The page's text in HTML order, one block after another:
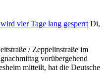
vier Tage lang gesperrt Di,
/ Zeppelinstraße im
vorübergehend
mitteilt, hat die Deutsche